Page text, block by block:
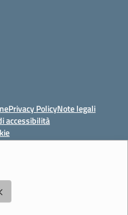
Privacy PolicyNote legali
accessibilità
Artigianale "Cattaneo -